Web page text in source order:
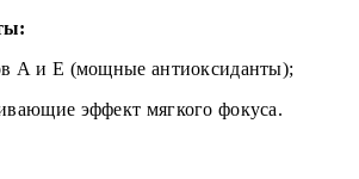
А и Е (мощные антиоксиданты);
эффект мягкого фокуса.